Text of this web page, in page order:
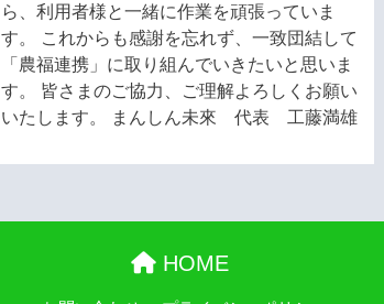
ら、利用者様と一緒に作業を頑張っていま
す。 これからも感謝を忘れず、一致団結して
「農福連携」に取り組んでいきたいと思いま
す。 皆さまのご協力、ご理解よろしくお願い
いたします。 まんしん未來 代表 工藤満雄
HOME